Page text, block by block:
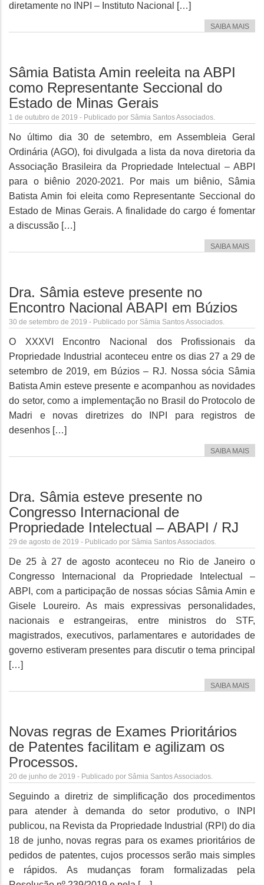
diretamente no INPI – Instituto Nacional […]
SAIBA MAIS
Sâmia Batista Amin reeleita na ABPI
como Representante Seccional do
Estado de Minas Gerais
1 de outubro de 2019 - Publicado por Sâmia Santos Associados.
No último dia 30 de setembro, em Assembleia Geral
Ordinária (AGO), foi divulgada a lista da nova diretoria da
Associação Brasileira da Propriedade Intelectual – ABPI
para o biênio 2020-2021. Por mais um biênio, Sâmia
Batista Amin foi eleita como Representante Seccional do
Estado de Minas Gerais. A finalidade do cargo é fomentar
a discussão […]
SAIBA MAIS
Dra. Sâmia esteve presente no
Encontro Nacional ABAPI em Búzios
30 de setembro de 2019 - Publicado por Sâmia Santos Associados.
O XXXVI Encontro Nacional dos Profissionais da
Propriedade Industrial aconteceu entre os dias 27 a 29 de
setembro de 2019, em Búzios – RJ. Nossa sócia Sâmia
Batista Amin esteve presente e acompanhou as novidades
do setor, como a implementação no Brasil do Protocolo de
Madri e novas diretrizes do INPI para registros de
desenhos […]
SAIBA MAIS
Dra. Sâmia esteve presente no
Congresso Internacional de
Propriedade Intelectual – ABAPI / RJ
29 de agosto de 2019 - Publicado por Sâmia Santos Associados.
De 25 à 27 de agosto aconteceu no Rio de Janeiro o
Congresso Internacional da Propriedade Intelectual –
ABPI, com a participação de nossas sócias Sâmia Amin e
Gisele Loureiro. As mais expressivas personalidades,
nacionais e estrangeiras, entre ministros do STF,
magistrados, executivos, parlamentares e autoridades de
governo estiveram presentes para discutir o tema principal
[…]
SAIBA MAIS
Novas regras de Exames Prioritários
de Patentes facilitam e agilizam os
Processos.
20 de junho de 2019 - Publicado por Sâmia Santos Associados.
Seguindo a diretriz de simplificação dos procedimentos
para atender à demanda do setor produtivo, o INPI
publicou, na Revista da Propriedade Industrial (RPI) do dia
18 de junho, novas regras para os exames prioritários de
pedidos de patentes, cujos processos serão mais simples
e rápidos. As mudanças foram formalizadas pela